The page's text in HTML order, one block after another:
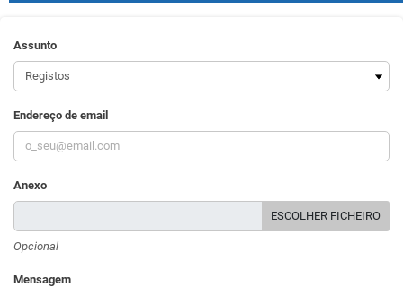
Assunto
Endereço de email
Anexo
ESCOLHER FICHEIRO
Opcional
Mensagem